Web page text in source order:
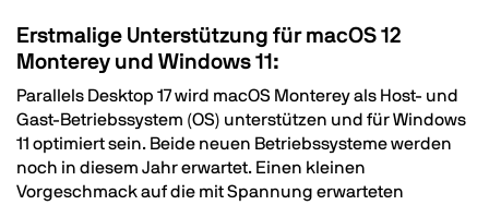
Erstmalige Unterstützung für macOS 12
Monterey und Windows 11:
Parallels Desktop 17 wird macOS Monterey als Host- und
Gast-Betriebssystem (OS) unterstützen und für Windows
11 optimiert sein. Beide neuen Betriebssysteme werden
noch in diesem Jahr erwartet. Einen kleinen
Vorgeschmack auf die mit Spannung erwarteten